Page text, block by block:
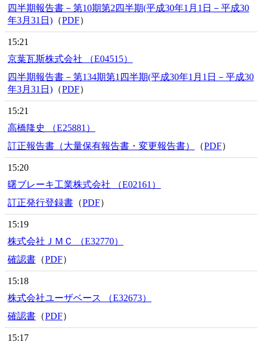
四半期報告書－第10期第2四半期(平成30年1月1日－平成30
年3月31日) （PDF）
15:21
京葉瓦斯株式会社 （E04515）
四半期報告書－第134期第1四半期(平成30年1月1日－平成30
年3月31日) （PDF）
15:21
高橋隆史 （E25881）
訂正報告書（大量保有報告書・変更報告書）
（PDF）
15:20
曙ブレーキ工業株式会社 （E02161）
訂正発行登録書 （PDF）
15:19
株式会社ＪＭＣ （E32770）
確認書 （PDF）
15:18
株式会社ユーザベース （E32673）
確認書 （PDF）
15:17